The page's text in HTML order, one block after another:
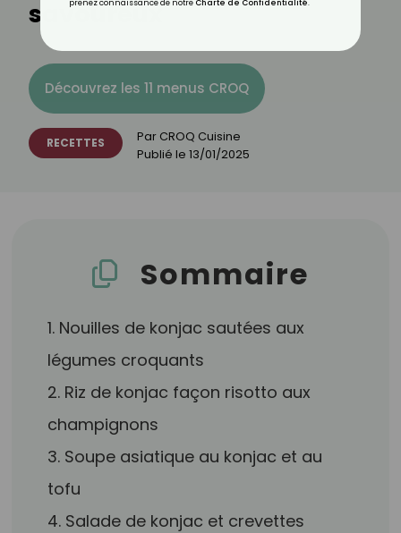
savoureux
Découvrez les 11 menus CROQ
RECETTES Par CROQ Cuisine
Publié le 13/01/2025
Sommaire
1. Nouilles de konjac sautées aux
légumes croquants
2. Riz de konjac façon risotto aux
champignons
3. Soupe asiatique au konjac et au
tofu
4. Salade de konjac et crevettes
prenez connaissance de notre Charte de Confidentialité.